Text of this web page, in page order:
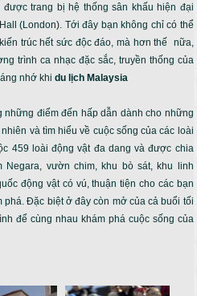
trang bị hệ thống sân khấu hiện đại
(London). Tới đây bạn không chỉ có thể
trúc hết sức độc đáo, mà hơn thế nữa,
trình ca nhạc đặc sắc, truyền thống của
nhớ khi du lịch Malaysia
những điểm đến hấp dẫn dành cho những
và tìm hiểu về cuộc sống của các loài
459 loài động vật đa dang và được chia
Negara, vườn chim, khu bò sát, khu linh
động vật có vú, thuận tiện cho các bạn
phá. Đặc biệt ở đây còn mở của cả buổi tối
để cùng nhau khám phá cuộc sống của